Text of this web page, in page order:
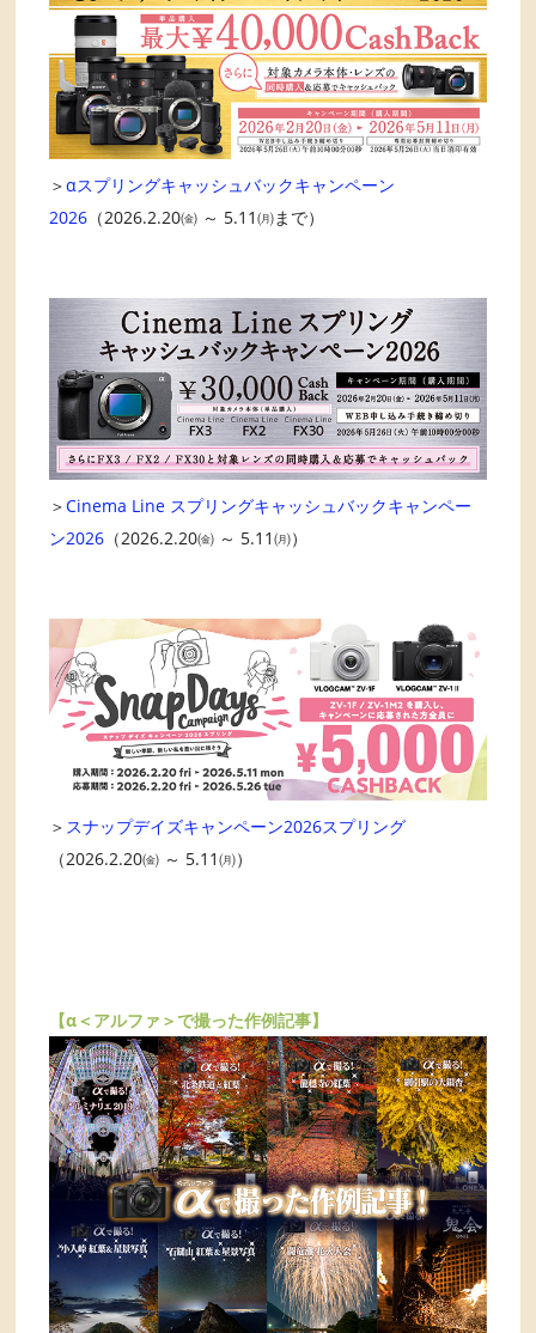
＞αスプリングキャッシュバックキャンペーン
2026 （2026.2.20㈮ ～ 5.11㈪まで）
＞Cinema Line スプリングキャッシュバックキャンペー
ン2026 （2026.2.20㈮ ～ 5.11㈪）
＞ スナップデイズキャンペーン2026スプリング
（2026.2.20㈮ ～ 5.11㈪）
【α＜アルファ＞で撮った作例記事】